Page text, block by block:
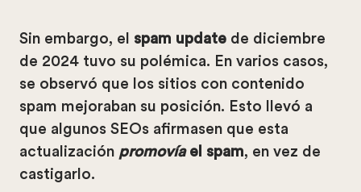
Sin embargo, el spam update de diciembre
de 2024 tuvo su polémica. En varios casos,
se observó que los sitios con contenido
spam mejoraban su posición. Esto llevó a
que algunos SEOs afirmasen que esta
actualización promovíael spam, en vez de
castigarlo.